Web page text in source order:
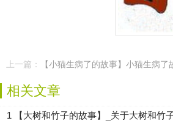
上一篇： 【小猫生病了的故事】小猫生病了
相关文章
1 【大树和竹子的故事】_关于大树和竹